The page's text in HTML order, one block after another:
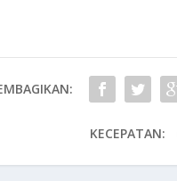
KECEPATAN: